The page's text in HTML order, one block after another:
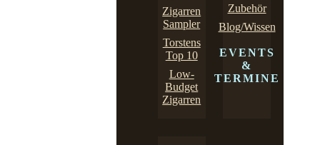
Zigarren
Sampler
Torstens
Top 10
Low-
Budget
Zigarren
Zubehör
Blog/Wissen
EVENTS
&
TERMINE